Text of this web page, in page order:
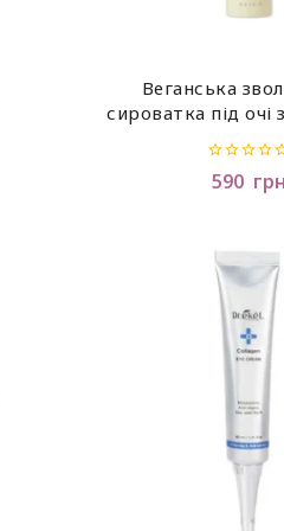
Веганська
сироватка під очі
Serum
0
out
590 грн